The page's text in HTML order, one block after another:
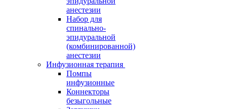
анестезии
Набор для
спинально-
эпидуральной
(комбинированной)
анестезии
Инфузионная терапия
Помпы
инфузионные
Коннекторы
безыгольные